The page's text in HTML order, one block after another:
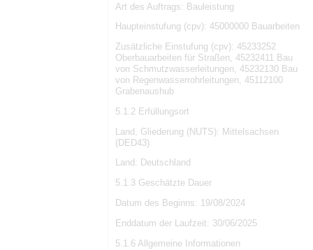
Art des Auftrags: Bauleistung
Haupteinstufung (cpv): 45000000 Bauarbeiten
Zusätzliche Einstufung (cpv): 45233252
Oberbauarbeiten für Straßen, 45232411 Bau
von Schmutzwasserleitungen, 45232130 Bau
von Regenwasserrohrleitungen, 45112100
Grabenaushub
5.1.2 Erfüllungsort
Land, Gliederung (NUTS): Mittelsachsen
(DED43)
Land: Deutschland
5.1.3 Geschätzte Dauer
Datum des Beginns: 19/08/2024
Enddatum der Laufzeit: 30/06/2025
5.1.6 Allgemeine Informationen